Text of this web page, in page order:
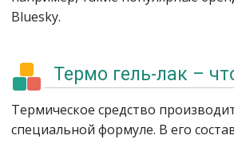
Bluesky.
Термо гель-лак –
Термическое средство
специальной формуле. В его